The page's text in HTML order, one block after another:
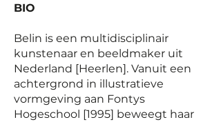
BIO
Belin is een multidisciplinair
kunstenaar en beeldmaker uit
Nederland [Heerlen]. Vanuit een
achtergrond in illustratieve
vormgeving aan Fontys
Hogeschool [1995] beweegt haar